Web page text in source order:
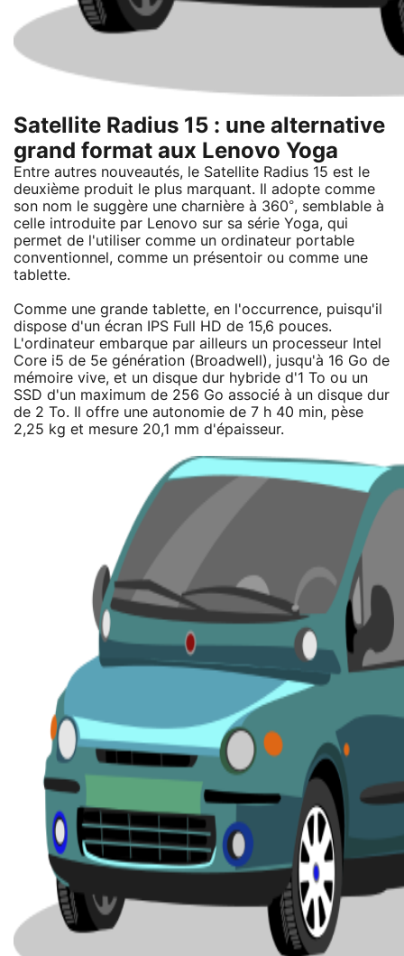
Satellite Radius 15 : une alternative
grand format aux Lenovo Yoga
Entre autres nouveautés, le Satellite Radius 15 est le
deuxième produit le plus marquant. Il adopte comme
son nom le suggère une charnière à 360°, semblable à
celle introduite par Lenovo sur sa série Yoga, qui
permet de l'utiliser comme un ordinateur portable
conventionnel, comme un présentoir ou comme une
tablette.
Comme une grande tablette, en l'occurrence, puisqu'il
dispose d'un écran IPS Full HD de 15,6 pouces.
L'ordinateur embarque par ailleurs un processeur Intel
Core i5 de 5e génération (Broadwell), jusqu'à 16 Go de
mémoire vive, et un disque dur hybride d'1 To ou un
SSD d'un maximum de 256 Go associé à un disque dur
de 2 To. Il offre une autonomie de 7 h 40 min, pèse
2,25 kg et mesure 20,1 mm d'épaisseur.